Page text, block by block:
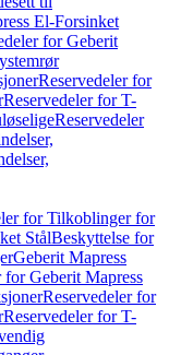
El-Forsinket
for Geberit
Reservedeler for
Reservedeler for T-
Reservedeler
for Tilkoblinger for
StålBeskyttelse for
Geberit Mapress
for Geberit Mapress
Reservedeler for
Reservedeler for T-